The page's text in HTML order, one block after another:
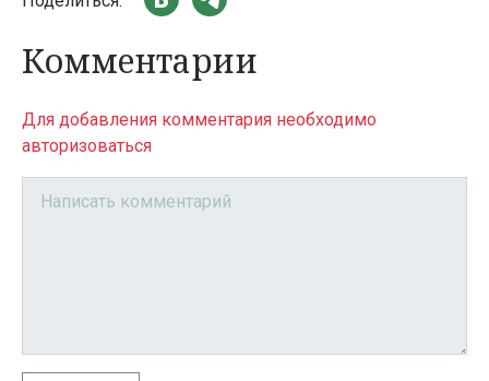
Комментарии
Для добавления комментария необходимо
авторизоваться